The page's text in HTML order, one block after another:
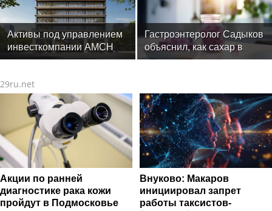
Активы под управлением
инвесткомпании AMCH
превысили $50 млн
Гастроэнтеролог Садыков
объяснил, как сахар в
рационе ускоряет
29ru.net
Акции по ранней
диагностике рака кожи
пройдут в Подмосковье
Внуково: Макаров
инициировал запрет
работы таксистов-